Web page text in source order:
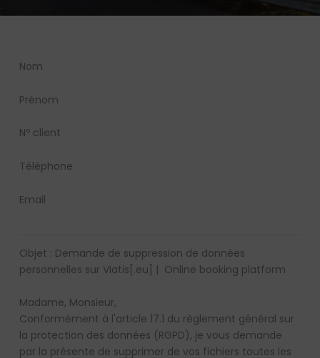
Section
Nom
Prénom
Nº client
Téléphone
Email
Objet : Demande de suppression de données
personnelles sur Viatis[.eu] | Online booking platform
Madame, Monsieur,
Conformément à l'article 17.1 du règlement général sur
la protection des données (RGPD), je vous demande
par la présente de supprimer de vos fichiers toutes les